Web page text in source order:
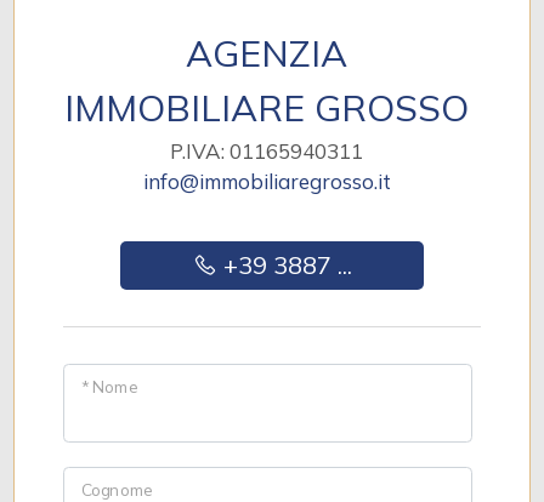
AGENZIA
IMMOBILIARE GROSSO
P.IVA: 01165940311
info@immobiliaregrosso.it
+39 3887 ...
* Nome
Cognome